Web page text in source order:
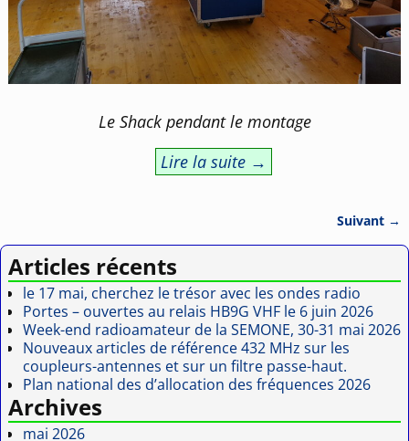
Le Shack pendant le montage
Lire la suite →
Navigation des images
Suivant →
Articles récents
le 17 mai, cherchez le trésor avec les ondes radio
Portes – ouvertes au relais HB9G VHF le 6 juin 2026
Week-end radioamateur de la SEMONE, 30-31 mai 2026
Nouveaux articles de référence 432 MHz sur les
coupleurs-antennes et sur un filtre passe-haut.
Plan national des d’allocation des fréquences 2026
Archives
mai 2026